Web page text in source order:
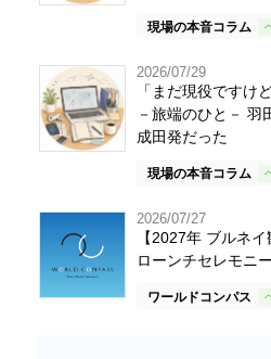
現場の本音コラム
2026/07/29
「まだ現役ですけ
－旅端のひと－ 羽
成田発だった
現場の本音コラム
2026/07/27
【2027年 ブルネ
ローンチセレモニ
ワールドコンパス